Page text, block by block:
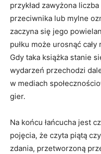
przykład zawyżona
przeciwnika lub mylne
zaczyna się jego
pułku może urosnąć
Gdy taka książka stanie
wydarzeń przechodzi
w mediach
gier.
Na końcu łańcucha jest
pojęcia, że czyta piątą
zdania, przetworzoną